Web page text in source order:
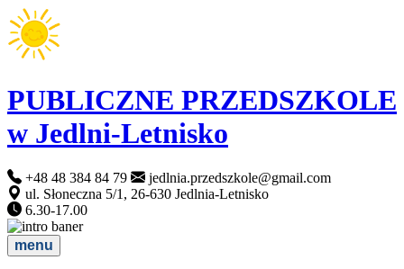
PUBLICZNE PRZEDSZKOLE
w Jedlni-Letnisko
+48 48 384 84 79
jedlnia.przedszkole@gmail.com
ul. Słoneczna 5/1, 26-630 Jedlnia-Letnisko
6.30-17.00
menu